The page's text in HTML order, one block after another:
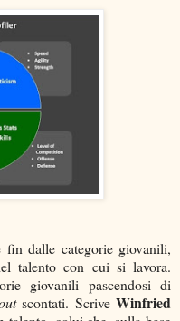
dalle categorie giovanili,
talento con cui si lavora.
giovanili pascendosi di
scontati. Scrive Winfried